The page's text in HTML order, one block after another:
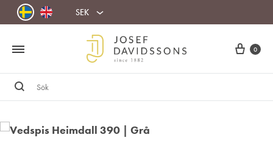
SEK
Cart
0
Sök